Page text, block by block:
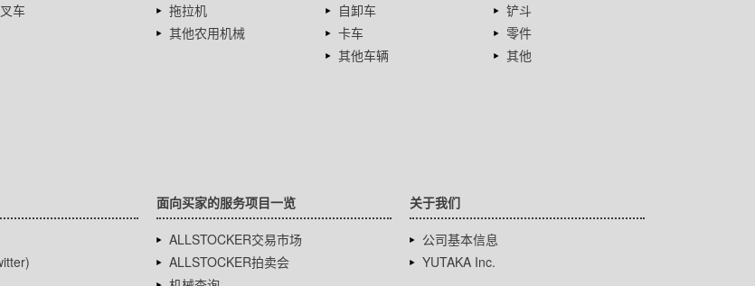
叉车
拖拉机
其他农用机械
自卸车
卡车
其他车辆
铲斗
零件
其他
面向买家的服务项目一览
ALLSTOCKER交易市场
ALLSTOCKER拍卖会
关于我们
公司基本信息
YUTAKA Inc.